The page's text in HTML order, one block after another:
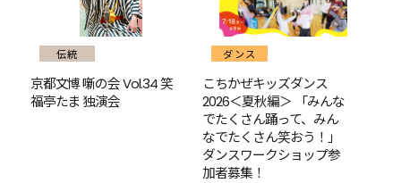
伝統
京都文博 噺の会 Vol.34 笑
福亭たま 独演会
ダンス
こちかぜキッズダンス
2026＜夏秋編＞ 「みんな
でたくさん踊って、みん
なでたくさん笑おう！」
ダンスワークショップ参
加者募集！